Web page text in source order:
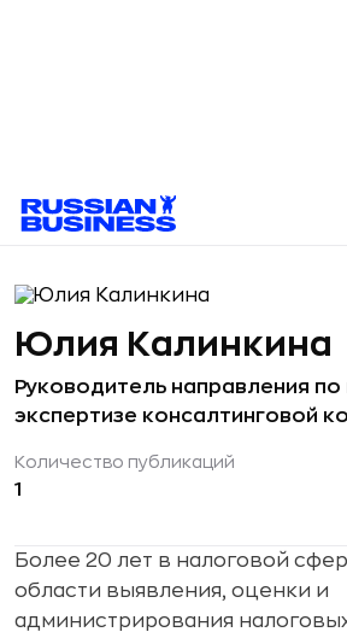
Более 20 лет в налоговой
области выявления, оценки и
администрирования
Юлия Калинкина
Руководитель направления
экспертизе консалтинговой
Количество публикаций
1